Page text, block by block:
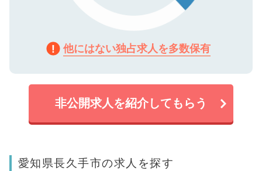
他にはない独占求人を多数保有
非公開求人を紹介してもらう
愛知県長久手市の求人を探す